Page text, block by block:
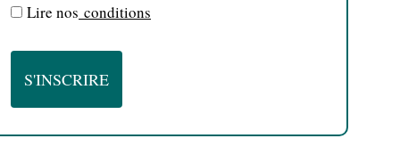
Lire nos conditions